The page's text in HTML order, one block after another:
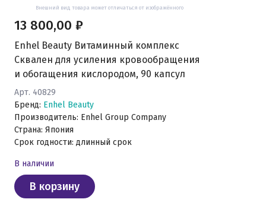
Внешний вид товара может отличаться от изображённого
Enhel Beauty Витаминный комплекс
Сквален для усиления кровообращения
и обогащения кислородом, 90 капсул
Арт. 40829
Бренд: Enhel Beauty
Производитель: Enhel Group Company
Страна: Япония
Срок годности: длинный срок
13 800,00 ₽
В наличии
В корзину